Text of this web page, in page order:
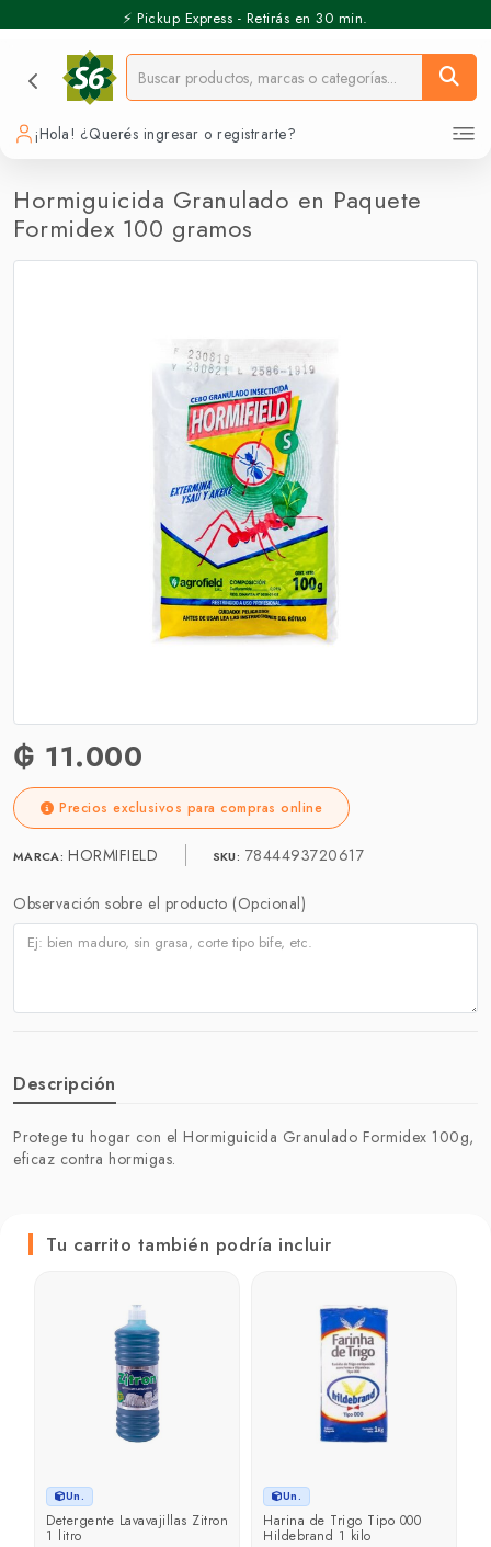
⚡️ Pickup Express - Retirás en 30 min.
¡Hola! ¿Querés ingresar o registrarte?
Hormiguicida Granulado en Paquete
Formidex 100 gramos
₲ 11.000
Precios exclusivos para compras online
MARCA: HORMIFIELD SKU: 7844493720617
Observación sobre el producto (Opcional)
Descripción
Protege tu hogar con el Hormiguicida Granulado Formidex 100g,
eficaz contra hormigas.
Tu carrito también podría incluir
Un.
Detergente Lavavajillas Zitron
1 litro
Un.
Harina de Trigo Tipo 000
Hildebrand 1 kilo